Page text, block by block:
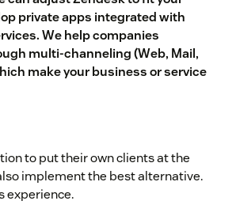
private apps integrated with
We help companies
multi-channeling (Web, Mail,
make your business or service
to put their own clients at the
implement the best alternative.
experience.